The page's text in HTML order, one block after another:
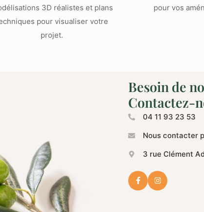
3D réalistes et plans
pour visualiser votre
projet.
pour vos
Besoin de
Contactez-
04 11 93 23 53
Nous contacter
3 rue Clément